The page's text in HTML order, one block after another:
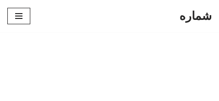
شماره